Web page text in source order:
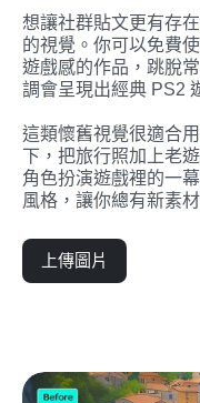
想讓社群貼文更有存
的視覺。你可以免費
遊戲感的作品，跳脫
調會呈現出經典 PS2
這類懷舊視覺很適合
下，把旅行照加上老
角色扮演遊戲裡的一
風格，讓你總有新素
上傳圖片